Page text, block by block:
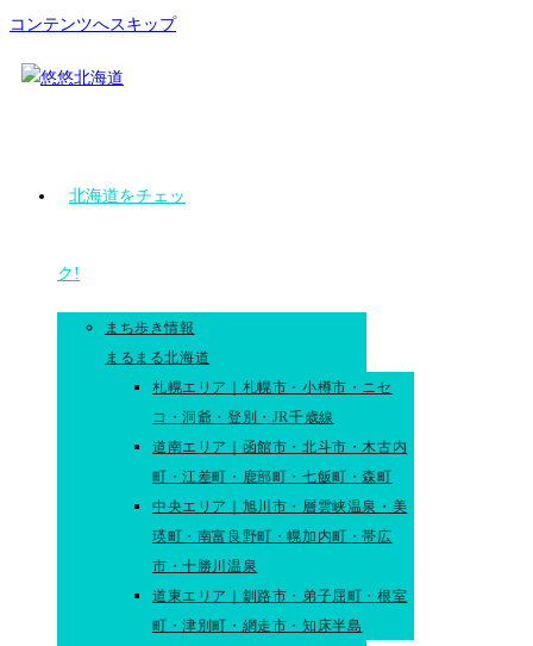
コンテンツへスキップ
北海道をチェッ
ク!
まち歩き情報
まるまる北海道
札幌エリア｜札幌市・小樽市・ニセ
コ・洞爺・登別・JR千歳線
道南エリア｜函館市・北斗市・木古内
町・江差町・鹿部町・七飯町・森町
中央エリア｜旭川市・層雲峡温泉・美
瑛町・南富良野町・幌加内町・帯広
市・十勝川温泉
道東エリア｜釧路市・弟子屈町・根室
町・津別町・網走市・知床半島